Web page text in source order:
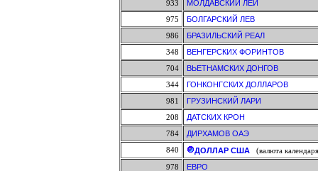
933
МОЛДАВСКИЙ ЛЕЙ
975
БОЛГАРСКИЙ ЛЕВ
986
БРАЗИЛЬСКИЙ РЕАЛ
348
ВЕНГЕРСКИХ ФОРИНТОВ
704
ВЬЕТНАМСКИХ ДОНГОВ
344
ГОНКОНГСКИХ ДОЛЛАРОВ
981
ГРУЗИНСКИЙ ЛАРИ
208
ДАТСКИХ КРОН
784
ДИРХАМОВ ОАЭ
840
ДОЛЛАР США (валюта
978
ЕВРО